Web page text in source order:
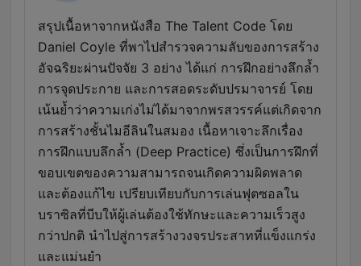
สรุปเนื้อหาจากหนังสือ The Talent Code โดย
Daniel Coyle ที่พาไปสำรวจความลับของการสร้าง
อัจฉริยะผ่านปัจจัย 3 อย่าง ได้แก่ การฝึกอย่างลึกล้ำ
การจุดประกาย และการสอดระดับปรมาจารย์ โดย
เน้นย้ำว่าความเก่งไม่ได้มาจากพรสวรรค์แต่เกิดจาก
การสร้างชั้นไมอีลินในสมอง เนื้อหาเจาะลึกเรื่อง
การฝึกแบบลึกล้ำ (Deep Practice) ซึ่งเป็นการฝึกที่
ขอบเขตของความสามารถจนเกิดความผิดพลาด
และต้องแก้ไข เปรียบเทียบกับการเล่นฟุตซอลใน
บราซิลที่บีบให้ผู้เล่นต้องใช้ทักษะและความเร็วสูง
กว่าปกติ นำไปสู่การสร้างวงจรประสาทที่แข็งแกร่ง
และแม่นยำ